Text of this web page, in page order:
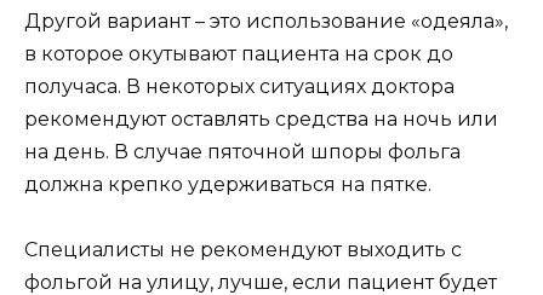
Другой вариант – это использование «одеяла»,
в которое окутывают пациента на срок до
получаса. В некоторых ситуациях доктора
рекомендуют оставлять средства на ночь или
на день. В случае пяточной шпоры фольга
должна крепко удерживаться на пятке.
Специалисты не рекомендуют выходить с
фольгой на улицу, лучше, если пациент будет